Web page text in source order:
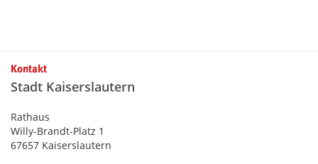
Kontakt
Stadt Kaiserslautern
Rathaus
Willy-Brandt-Platz 1
67657 Kaiserslautern